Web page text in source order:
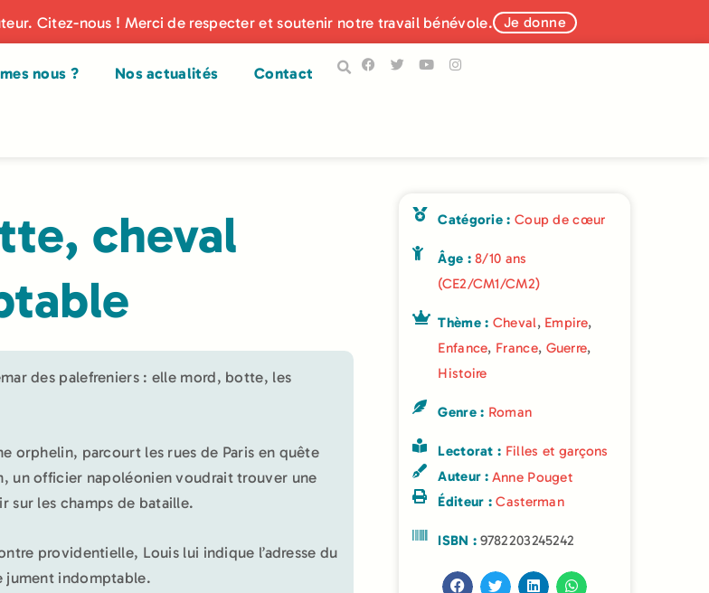
Citez-nous ! Merci de respecter et soutenir notre travail bénévole. Je donne
nous ? Nos actualités Contact
cheval
des palefreniers : elle mord, botte, les
orphelin, parcourt les rues de Paris en quête
un officier napoléonien voudrait trouver une
sur les champs de bataille.
providentielle, Louis lui indique l’adresse du
jument indomptable.
Catégorie : Coup de cœur
Âge :8/10 ans
(CE2/CM1/CM2)
Thème : Cheval, Empire,
Enfance, France, Guerre,
Histoire
Genre : Roman
Lectorat : Filles et garçons
Auteur : Anne Pouget
Éditeur :Casterman
ISBN :9782203245242